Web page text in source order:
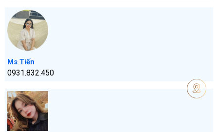
Ms Tiến
0931.832.450